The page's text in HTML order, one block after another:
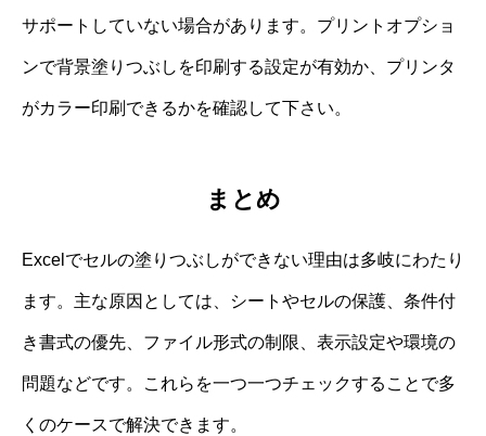
サポートしていない場合があります。プリントオプショ
ンで背景塗りつぶしを印刷する設定が有効か、プリンタ
がカラー印刷できるかを確認して下さい。
まとめ
Excelでセルの塗りつぶしができない理由は多岐にわたり
ます。主な原因としては、シートやセルの保護、条件付
き書式の優先、ファイル形式の制限、表示設定や環境の
問題などです。これらを一つ一つチェックすることで多
くのケースで解決できます。